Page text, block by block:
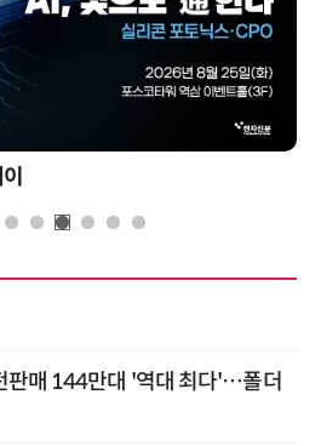
판매 144만대 '역대 최다'…폴더